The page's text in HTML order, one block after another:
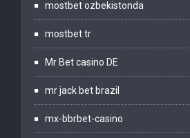
mostbet ozbekistonda
mostbet tr
Mr Bet casino DE
mr jack bet brazil
mx-bbrbet-casino